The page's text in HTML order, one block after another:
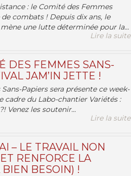
: le Comité des Femmes
combats ! Depuis dix ans, le
une lutte déterminée pour la...
Lire la suite
DES FEMMES SANS-
JAM’IN JETTE !
Papiers sera présente ce week-
cadre du Labo-chantier Variétés :
Venez les soutenir...
Lire la suite
– LE TRAVAIL NON
RENFORCE LA
BESOIN) !